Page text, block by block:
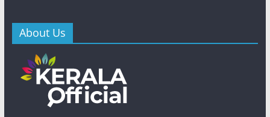
About Us